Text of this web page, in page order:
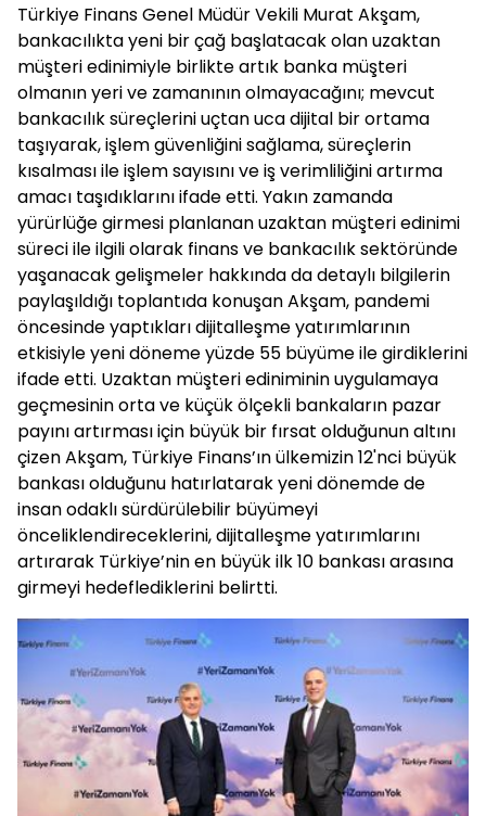
Türkiye Finans Genel Müdür Vekili Murat Akşam,
bankacılıkta yeni bir çağ başlatacak olan uzaktan
müşteri edinimiyle birlikte artık banka müşteri
olmanın yeri ve zamanının olmayacağını; mevcut
bankacılık süreçlerini uçtan uca dijital bir ortama
taşıyarak, işlem güvenliğini sağlama, süreçlerin
kısalması ile işlem sayısını ve iş verimliliğini artırma
amacı taşıdıklarını ifade etti. Yakın zamanda
yürürlüğe girmesi planlanan uzaktan müşteri edinimi
süreci ile ilgili olarak finans ve bankacılık sektöründe
yaşanacak gelişmeler hakkında da detaylı bilgilerin
paylaşıldığı toplantıda konuşan Akşam, pandemi
öncesinde yaptıkları dijitalleşme yatırımlarının
etkisiyle yeni döneme yüzde 55 büyüme ile girdiklerini
ifade etti. Uzaktan müşteri ediniminin uygulamaya
geçmesinin orta ve küçük ölçekli bankaların pazar
payını artırması için büyük bir fırsat olduğunun altını
çizen Akşam, Türkiye Finans’ın ülkemizin 12'nci büyük
bankası olduğunu hatırlatarak yeni dönemde de
insan odaklı sürdürülebilir büyümeyi
önceliklendireceklerini, dijitalleşme yatırımlarını
artırarak Türkiye’nin en büyük ilk 10 bankası arasına
girmeyi hedeflediklerini belirtti.